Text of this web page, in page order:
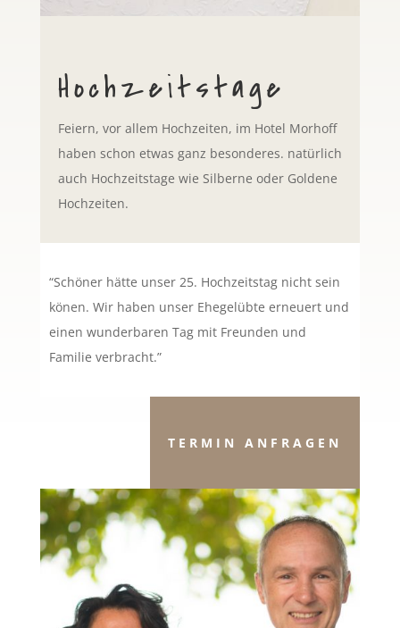
Hochzeitstage
Feiern, vor allem Hochzeiten, im Hotel Morhoff
haben schon etwas ganz besonderes. natürlich
auch Hochzeitstage wie Silberne oder Goldene
Hochzeiten.
“Schöner hätte unser 25. Hochzeitstag nicht sein
könen. Wir haben unser Ehegelübte erneuert und
einen wunderbaren Tag mit Freunden und
Familie verbracht.”
TERMIN ANFRAGEN